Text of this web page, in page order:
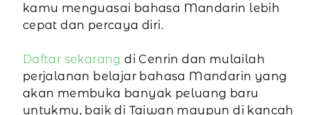
kamu menguasai bahasa Mandarin lebih
cepat dan percaya diri.
Daftar sekarang di Cenrin dan mulailah
perjalanan belajar bahasa Mandarin yang
akan membuka banyak peluang baru
untukmu, baik di Taiwan maupun di kancah